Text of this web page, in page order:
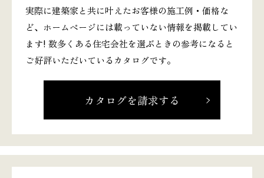
実際に建築家と共に叶えたお客様の施工例・価格な
ど、ホームページには載っていない情報を掲載してい
ます! 数多くある住宅会社を選ぶときの参考になると
ご好評いただいているカタログです。
カタログを請求する